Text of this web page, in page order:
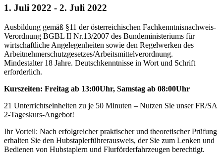
1. Juli 2022 - 2. Juli 2022
Ausbildung gemäß §11 der österreichischen Fachkenntnisnachweis-
Verordnung BGBL II Nr.13/2007 des Bundeministeriums für
wirtschaftliche Angelegenheiten sowie den Regelwerken des
Arbeitnehmerschutzgesetzes/Arbeitsmittelverordnung.
Mindestalter 18 Jahre. Deutschkenntnisse in Wort und Schrift
erforderlich.
Kurszeiten: Freitag ab 13:00Uhr, Samstag ab 08:00Uhr
21 Unterrichtseinheiten zu je 50 Minuten – Nutzen Sie unser FR/SA
2-Tageskurs-Angebot!
Ihr Vorteil: Nach erfolgreicher praktischer und theoretischer Prüfung
erhalten Sie den Hubstaplerführerausweis, der Sie zum Lenken und
Bedienen von Hubstaplern und Flurförderfahrzeugen berechtigt.